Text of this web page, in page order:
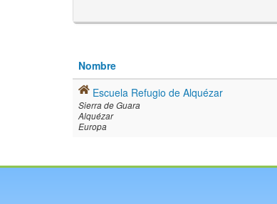
Nombre
Escuela Refugio de Alquézar
Sierra de Guara
Alquézar
Europa